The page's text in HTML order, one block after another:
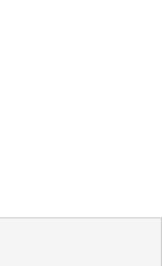
Темно-синій